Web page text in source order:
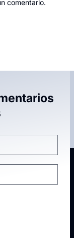
comentario.